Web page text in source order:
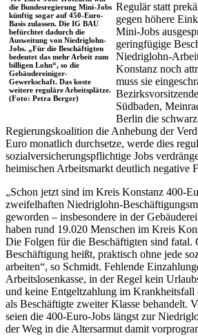
Regulär statt
gegen höhere
Mini-Jobs
geringfügige
Niedriglohn-
Konstanz noch
muss sie
Südbaden,
Berlin die
Regierungskoalition die Anhebung der
Euro monatlich durchsetze, werde dies
sozialversicherungspflichtige Jobs
heimischen Arbeitsmarkt deutlich negative
„Schon jetzt sind im Kreis Konstanz 400-
zweifelhaften Niedriglohn-
geworden – insbesondere in der
haben rund 19.020 Menschen im Kreis
Die Folgen für die Beschäftigten sind fatal.
Beschäftigung heißt, praktisch ohne jede
arbeiten“, so Schmidt. Fehlende
Arbeitslosenkasse, in der Regel kein
und keine Entgeltzahlung im
als Beschäftigte zweiter Klasse behandelt.
seien die 400-Euro-Jobs längst zur
der Weg in die Altersarmut damit